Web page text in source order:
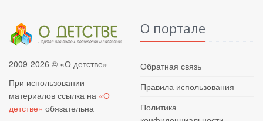
2009-2026 © «О детстве»
При использовании
материалов ссылка на «О
детстве» обязательна
О портале
Обратная связь
Правила использования
Политика